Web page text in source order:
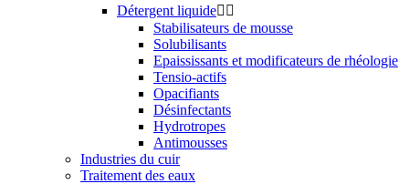
Détergent liquide 
Stabilisateurs de mousse
Solubilisants
Epaississants et modificateurs de rhéologie
Tensio-actifs
Opacifiants
Désinfectants
Hydrotropes
Antimousses
Industries du cuir
Traitement des eaux